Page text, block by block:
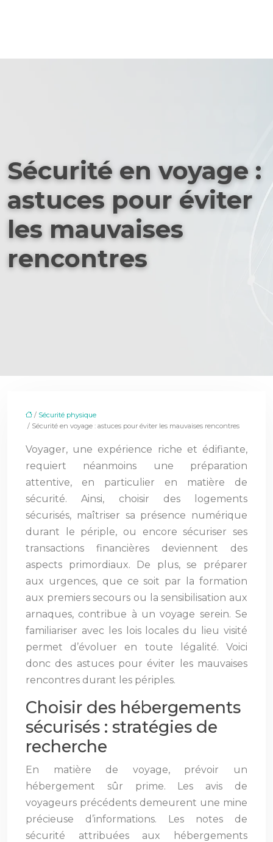
Sécurité en voyage :
astuces pour éviter
les mauvaises
rencontres
/ Sécurité physique
/ Sécurité en voyage : astuces pour éviter les mauvaises rencontres
Voyager, une expérience riche et édifiante,
requiert néanmoins une préparation
attentive, en particulier en matière de
sécurité. Ainsi, choisir des logements
sécurisés, maîtriser sa présence numérique
durant le périple, ou encore sécuriser ses
transactions financières deviennent des
aspects primordiaux. De plus, se préparer
aux urgences, que ce soit par la formation
aux premiers secours ou la sensibilisation aux
arnaques, contribue à un voyage serein. Se
familiariser avec les lois locales du lieu visité
permet d’évoluer en toute légalité. Voici
donc des astuces pour éviter les mauvaises
rencontres durant les périples.
Choisir des hébergements
sécurisés : stratégies de
recherche
En matière de voyage, prévoir un
hébergement sûr prime. Les avis de
voyageurs précédents demeurent une mine
précieuse d’informations. Les notes de
sécurité attribuées aux hébergements